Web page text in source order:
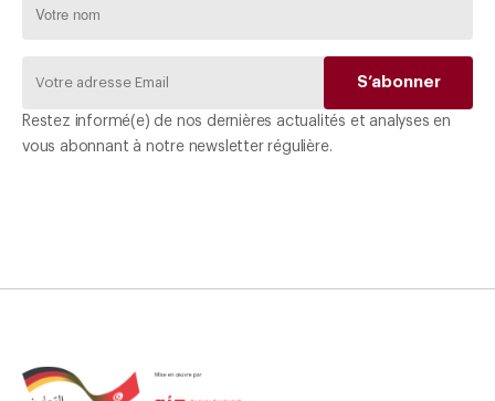
Restez informé(e) de nos dernières actualités et analyses en
vous abonnant à notre newsletter régulière.